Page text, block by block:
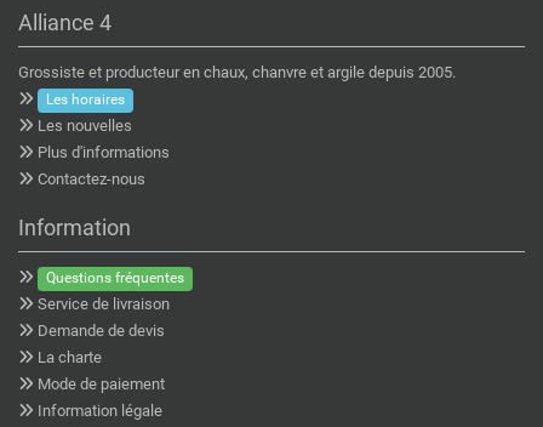
Alliance 4
Grossiste et producteur en chaux, chanvre et argile depuis 2005.
Les horaires
Les nouvelles
Plus d'informations
Contactez-nous
Information
Questions fréquentes
Service de livraison
Demande de devis
La charte
Mode de paiement
Information légale